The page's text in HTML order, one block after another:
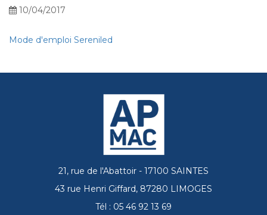
10/04/2017
Mode d'emploi Sereniled
21, rue de l'Abattoir - 17100 SAINTES
43 rue Henri Giffard, 87280 LIMOGES
Tél : 05 46 92 13 69